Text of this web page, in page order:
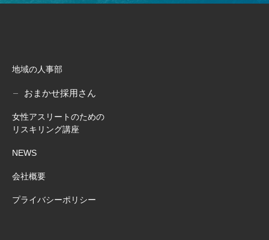
地域の人事部
おまかせ採用さん
女性アスリートのための
リスキリング講座
NEWS
会社概要
プライバシーポリシー